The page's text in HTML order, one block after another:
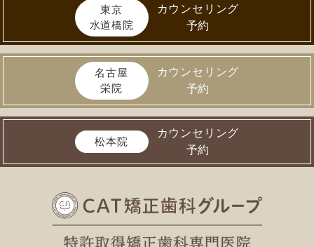
東京
水道橋院
カウンセリング
予約
名古屋
栄院
カウンセリング
予約
松本院
カウンセリング
予約